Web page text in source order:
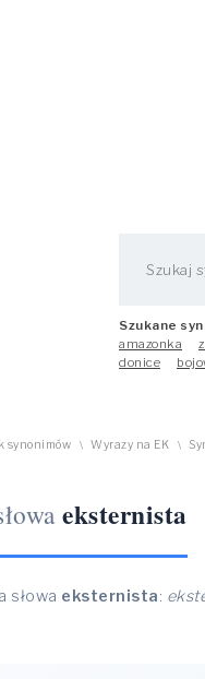
Szukane
amazonka
donice
synonimów \ Wyrazy na EK \
eksternista
słowa eksternista: